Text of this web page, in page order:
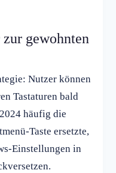
gewohnten
Nutzer können
Tastaturen bald
häufig die
Taste ersetzte,
Einstellungen in